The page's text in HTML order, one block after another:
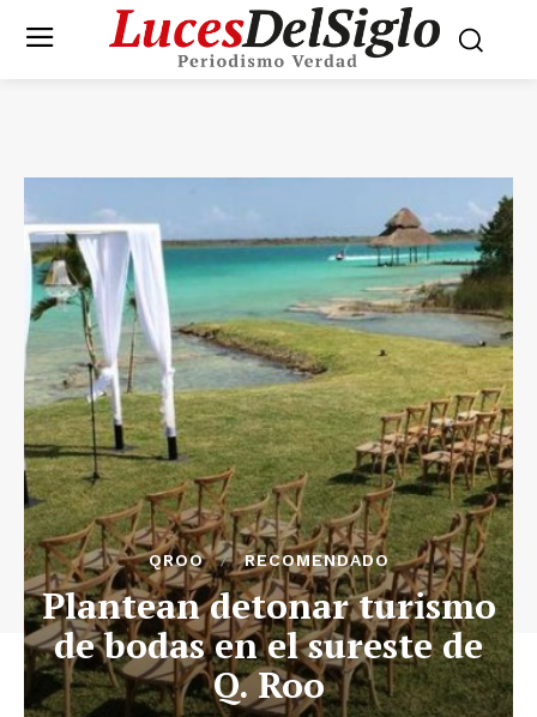
QROO RECOMENDADO
Plantean detonar turismo
de bodas en el sureste de
Q. Roo